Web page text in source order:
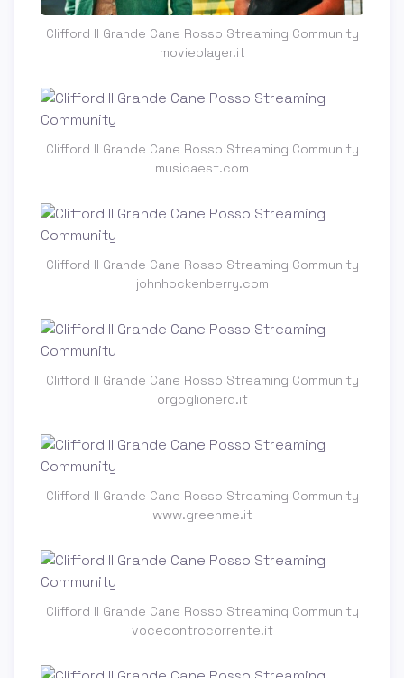
Clifford Il Grande Cane Rosso Streaming Community
movieplayer.it
Clifford Il Grande Cane Rosso Streaming Community
musicaest.com
Clifford Il Grande Cane Rosso Streaming Community
johnhockenberry.com
Clifford Il Grande Cane Rosso Streaming Community
orgoglionerd.it
Clifford Il Grande Cane Rosso Streaming Community
www.greenme.it
Clifford Il Grande Cane Rosso Streaming Community
vocecontrocorrente.it